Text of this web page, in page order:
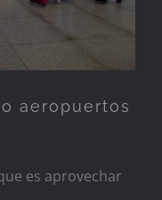
aeropuertos
es aprovechar